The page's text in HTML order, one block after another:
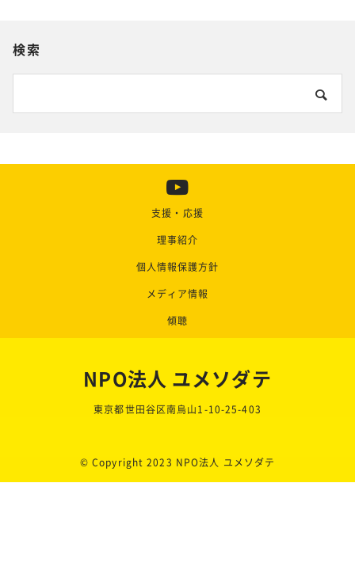
検索
支援・応援
理事紹介
個人情報保護方針
メディア情報
傾聴
NPO法人 ユメソダテ
東京都世田谷区南烏山1-10-25-403
© Copyright 2023 NPO法人 ユメソダテ